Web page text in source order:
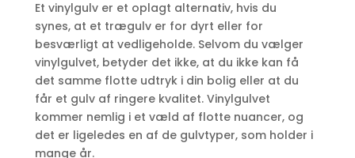
Et vinylgulv er et oplagt alternativ, hvis du
synes, at et trægulv er for dyrt eller for
besværligt at vedligeholde. Selvom du vælger
vinylgulvet, betyder det ikke, at du ikke kan få
det samme flotte udtryk i din bolig eller at du
får et gulv af ringere kvalitet. Vinylgulvet
kommer nemlig i et væld af flotte nuancer, og
det er ligeledes en af de gulvtyper, som holder i
mange år.